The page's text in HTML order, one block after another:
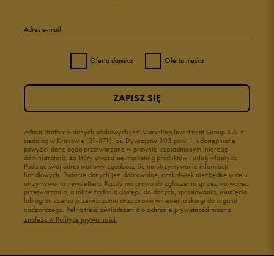
Adres e-mail
Oferta damska Oferta męska
Administratorem danych osobowych jest Marketing Investment Group S.A. z
siedzibą w Krakowie (31-871), os. Dywizjonu 303 paw. 1, udostępnione
powyżej dane będą przetwarzane w prawnie uzasadnionym interesie
administratora, za który uważa się marketing produktów i usług własnych.
Podając swój adres mailowy zgadzasz się na otrzymywanie informacji
handlowych. Podanie danych jest dobrowolne, aczkolwiek niezbędne w celu
otrzymywania newslettera. Każdy ma prawo do zgłoszenia sprzeciwu wobec
przetwarzania, a także żądania dostępu do danych, sprostowania, usunięcia
lub ograniczenia przetwarzania oraz prawo wniesienia skargi do organu
nadzorczego. Pełną treść oświadczenia o ochronie prywatności można
znaleźć w Polityce prywatności.
ZAPISZ SIĘ